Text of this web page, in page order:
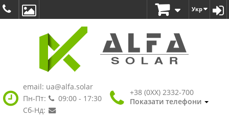
Укр
email: ua@alfa.solar
Пн-Пт:
09:00 - 17:30
Сб-Нд:
+38 (0XX) 2332-700
Показати телефони